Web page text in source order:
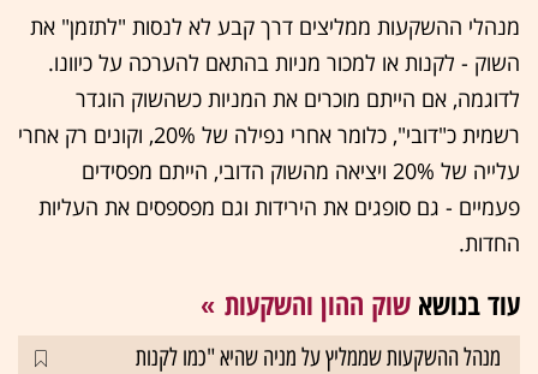
מנהלי ההשקעות ממליצים דרך קבע לא לנסות "לתזמן" את
השוק - לקנות או למכור מניות בהתאם להערכה על כיוונו.
לדוגמה, אם הייתם מוכרים את המניות כשהשוק הוגדר
רשמית כ"דובי", כלומר אחרי נפילה של 20%, וקונים רק אחרי
עלייה של 20% ויציאה מהשוק הדובי, הייתם מפסידים
פעמיים - גם סופגים את הירידות וגם מפספסים את העליות
החדות.
עוד בנושא שוק ההון והשקעות
מנהל ההשקעות שממליץ על מניה שהיא "כמו לקנות